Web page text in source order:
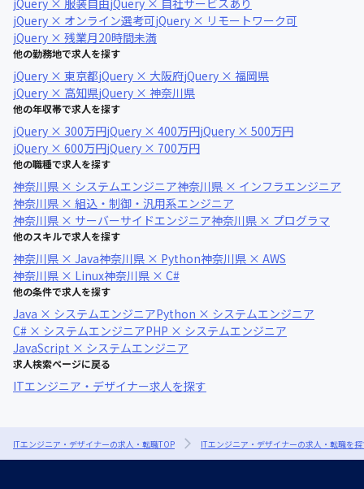
jQuery × 服装自由jQuery × 自社サービスあり
jQuery × オンライン選考可jQuery × リモートワーク可
jQuery × 残業月20時間未満
他の勤務地で求人を探す
jQuery × 東京都jQuery × 大阪府jQuery × 福岡県
jQuery × 高知県jQuery × 神奈川県
他の年収帯で求人を探す
jQuery × 300万円jQuery × 400万円jQuery × 500万円
jQuery × 600万円jQuery × 700万円
他の職種で求人を探す
神奈川県 × システムエンジニア神奈川県 × インフラエンジニア
神奈川県 × 組込・制御・汎用系エンジニア
神奈川県 × サーバーサイドエンジニア神奈川県 × プログラマ
他のスキルで求人を探す
神奈川県 × Java神奈川県 × Python神奈川県 × AWS
神奈川県 × Linux神奈川県 × C#
他の条件で求人を探す
Java × システムエンジニアPython × システムエンジニア
C# × システムエンジニアPHP × システムエンジニア
JavaScript × システムエンジニア
求人検索ページに戻る
ITエンジニア・デザイナー求人を探す
ITエンジニア・デザイナーの求人・転職TOP ITエンジニア・デザイナーの求人・転職を